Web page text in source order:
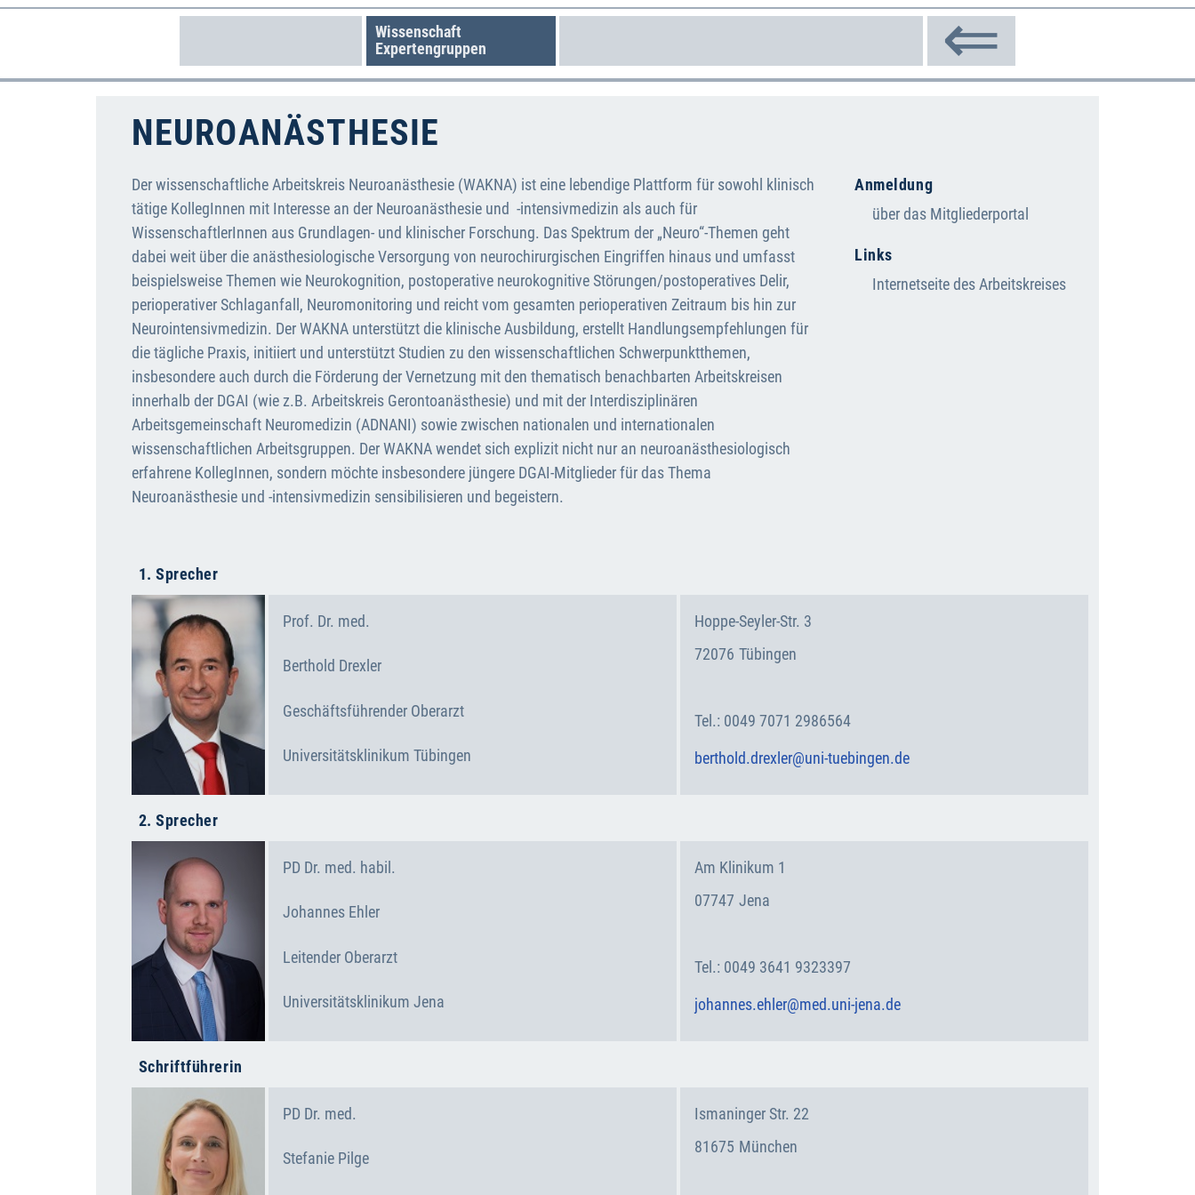
Wissenschaft
Expertengruppen
⇐
NEUROANÄSTHESIE
Der wissenschaftliche Arbeitskreis Neuroanästhesie (WAKNA) ist eine lebendige Plattform für sowohl klinisch
tätige KollegInnen mit Interesse an der Neuroanästhesie und -intensivmedizin als auch für
WissenschaftlerInnen aus Grundlagen- und klinischer Forschung. Das Spektrum der „Neuro“-Themen geht
dabei weit über die anästhesiologische Versorgung von neurochirurgischen Eingriffen hinaus und umfasst
beispielsweise Themen wie Neurokognition, postoperative neurokognitive Störungen/postoperatives Delir,
perioperativer Schlaganfall, Neuromonitoring und reicht vom gesamten perioperativen Zeitraum bis hin zur
Neurointensivmedizin. Der WAKNA unterstützt die klinische Ausbildung, erstellt Handlungsempfehlungen für
die tägliche Praxis, initiiert und unterstützt Studien zu den wissenschaftlichen Schwerpunktthemen,
insbesondere auch durch die Förderung der Vernetzung mit den thematisch benachbarten Arbeitskreisen
innerhalb der DGAI (wie z.B. Arbeitskreis Gerontoanästhesie) und mit der Interdisziplinären
Arbeitsgemeinschaft Neuromedizin (ADNANI) sowie zwischen nationalen und internationalen
wissenschaftlichen Arbeitsgruppen. Der WAKNA wendet sich explizit nicht nur an neuroanästhesiologisch
erfahrene KollegInnen, sondern möchte insbesondere jüngere DGAI-Mitglieder für das Thema
Neuroanästhesie und -intensivmedizin sensibilisieren und begeistern.
Anmeldung
über das Mitgliederportal
Links
Internetseite des Arbeitskreises
1. Sprecher
Prof. Dr. med.
Berthold Drexler
Geschäftsführender Oberarzt
Universitätsklinikum Tübingen
Hoppe-Seyler-Str. 3
72076 Tübingen
0049 7071 2986564
berthold.drexler@uni-tuebingen.de
2. Sprecher
PD Dr. med. habil.
Johannes Ehler
Leitender Oberarzt
Universitätsklinikum Jena
Am Klinikum 1
07747 Jena
0049 3641 9323397
johannes.ehler@med.uni-jena.de
Schriftführerin
PD Dr. med.
Stefanie Pilge
Ismaninger Str. 22
81675 München